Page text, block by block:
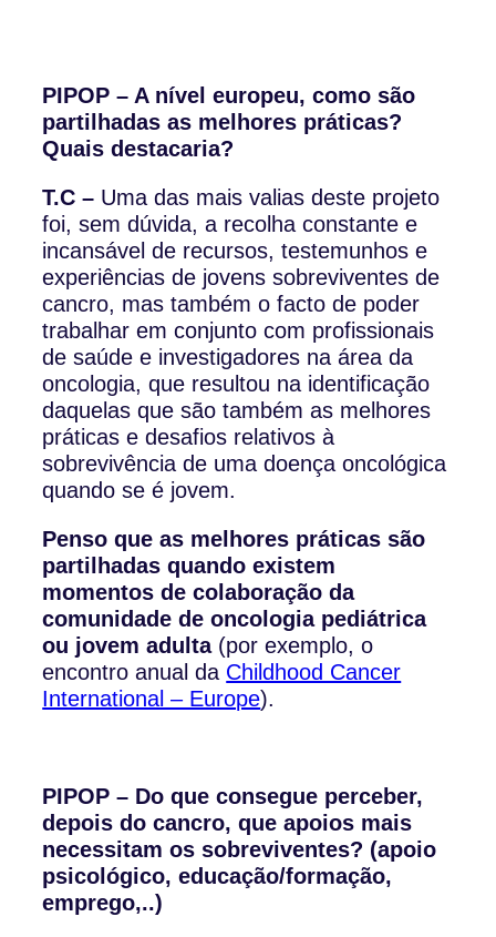
PIPOP – A nível europeu, como são
partilhadas as melhores práticas?
Quais destacaria?
T.C – Uma das mais valias deste projeto
foi, sem dúvida, a recolha constante e
incansável de recursos, testemunhos e
experiências de jovens sobreviventes de
cancro, mas também o facto de poder
trabalhar em conjunto com profissionais
de saúde e investigadores na área da
oncologia, que resultou na identificação
daquelas que são também as melhores
práticas e desafios relativos à
sobrevivência de uma doença oncológica
quando se é jovem.
Penso que as melhores práticas são
partilhadas quando existem
momentos de colaboração da
comunidade de oncologia pediátrica
ou jovem adulta (por exemplo, o
encontro anual da Childhood Cancer
International – Europe).
PIPOP – Do que consegue perceber,
depois do cancro, que apoios mais
necessitam os sobreviventes? (apoio
psicológico, educação/formação,
emprego,..)